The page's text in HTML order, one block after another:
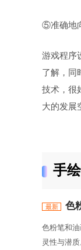
⑤准确地
游戏程序
了解，同
技术，很
大的发展
手
色
色粉笔和
灵性与潜